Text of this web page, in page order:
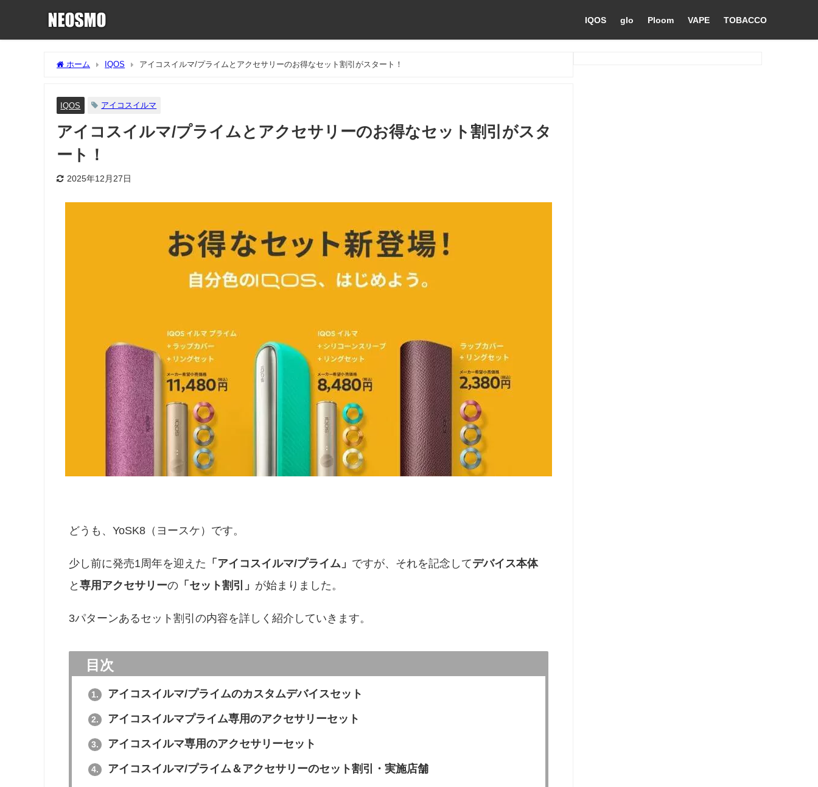
IQOS glo Ploom VAPE TOBACCO
ホーム IQOS アイコスイルマ/プライムとアクセサリーのお得なセット割引がスタート！
IQOS アイコスイルマ
アイコスイルマ/プライムとアクセサリーのお得なセット割引がスタ
ート！
2025年12月27日
どうも、YoSK8（ヨースケ）です。
少し前に発売1周年を迎えた 「アイコスイルマ/プライム」 ですが、それを記念してデバイス本体
と 専用アクセサリーの 「セット割引」 が始まりました。
3パターンあるセット割引の内容を詳しく紹介していきます。
目次
1. アイコスイルマ/プライムのカスタムデバイスセット
2. アイコスイルマプライム専用のアクセサリーセット
3. アイコスイルマ専用のアクセサリーセット
4. アイコスイルマ/プライム＆アクセサリーのセット割引・実施店舗